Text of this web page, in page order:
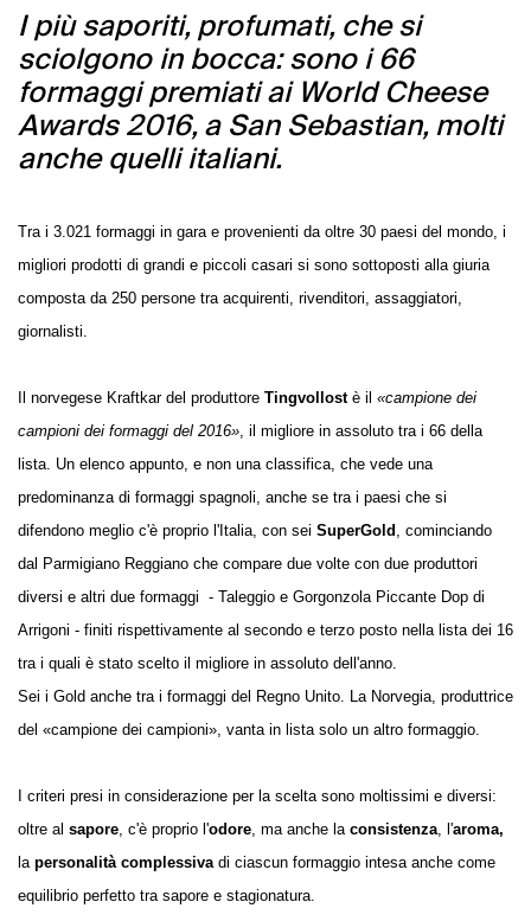
I più saporiti, profumati, che si
sciolgono in bocca: sono i 66
formaggi premiati ai World Cheese
Awards 2016, a San Sebastian, molti
anche quelli italiani.
Tra i 3.021 formaggi in gara e provenienti da oltre 30 paesi del mondo, i
migliori prodotti di grandi e piccoli casari si sono sottoposti alla giuria
composta da 250 persone tra acquirenti, rivenditori, assaggiatori,
giornalisti.
Il norvegese Kraftkar del produttore Tingvollostè il «campione dei
campioni dei formaggi del 2016» , il migliore in assoluto tra i 66 della
lista. Un elenco appunto, e non una classifica, che vede una
predominanza di formaggi spagnoli, anche se tra i paesi che si
difendono meglio c'è proprio l'Italia, con sei SuperGold
, cominciando
dal Parmigiano Reggiano che compare due volte con due produttori
diversi e altri due formaggi - Taleggio e Gorgonzola Piccante Dop di
Arrigoni - finiti rispettivamente al secondo e terzo posto nella lista dei 16
tra i quali è stato scelto il migliore in assoluto dell'anno.
Sei i Gold anche tra i formaggi del Regno Unito. La Norvegia, produttrice
del «campione dei campioni», vanta in lista solo un altro formaggio.
I criteri presi in considerazione per la scelta sono moltissimi e diversi:
oltre al sapore , c'è proprio l'odore , ma anche la consistenza , l'aroma,
la personalità complessiva di ciascun formaggio intesa anche come
equilibrio perfetto tra sapore e stagionatura.